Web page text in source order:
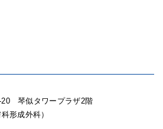
20 琴似タワープラザ2階
形成外科）